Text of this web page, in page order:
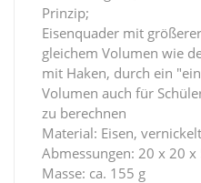
Prinzip;
Eisenquader mit
gleichem Volumen wie
mit Haken, durch ein
Volumen auch für
zu berechnen
Material: Eisen, vernickelt
Abmessungen: 20 x 20
Masse: ca. 155 g